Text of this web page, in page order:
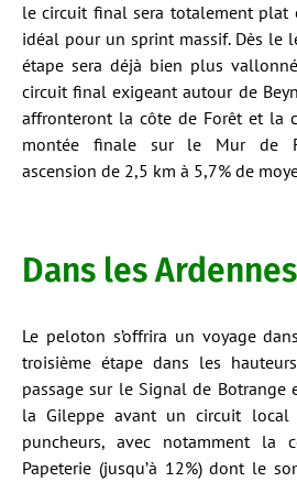
le circuit final sera totalement plat
idéal pour un sprint massif. Dès le
étape sera déjà bien plus
circuit final exigeant autour de
affronteront la côte de Forêt et la
montée finale sur le Mur de
ascension de 2,5 km à 5,7% de
Dans les Ardennes
Le peloton s’offrira un voyage
troisième étape dans les
passage sur le Signal de Botrange
la Gileppe avant un circuit
puncheurs, avec notamment
Papeterie (jusqu’à 12%) dont le